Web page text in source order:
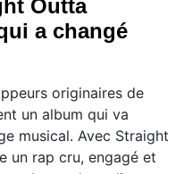
Outta
a changé
originaires de
un album qui va
musical. Avec Straight
un rap cru, engagé et